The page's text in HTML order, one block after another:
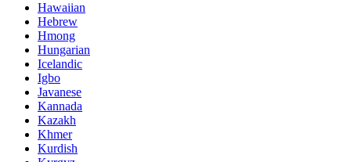
Hawaiian
Hebrew
Hmong
Hungarian
Icelandic
Igbo
Javanese
Kannada
Kazakh
Khmer
Kurdish